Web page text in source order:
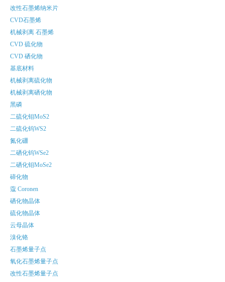
改性石墨烯纳米片
CVD石墨烯
机械剥离 石墨烯
CVD 硫化物
CVD 硒化物
基底材料
机械剥离硫化物
机械剥离硒化物
黑磷
二硫化钼MoS2
二硫化钨WS2
氮化硼
二硒化钨WSe2
二硒化钼MoSe2
碲化物
蔻 Coronen
硒化物晶体
硫化物晶体
云母晶体
溴化铬
石墨烯量子点
氧化石墨烯量子点
改性石墨烯量子点